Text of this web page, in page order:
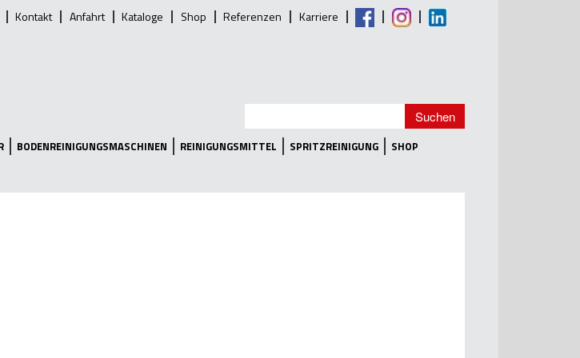
Kontakt Anfahrt Kataloge Shop Referenzen Karriere
BODENREINIGUNGSMASCHINEN REINIGUNGSMITTEL SPRITZREINIGUNG
SHOP